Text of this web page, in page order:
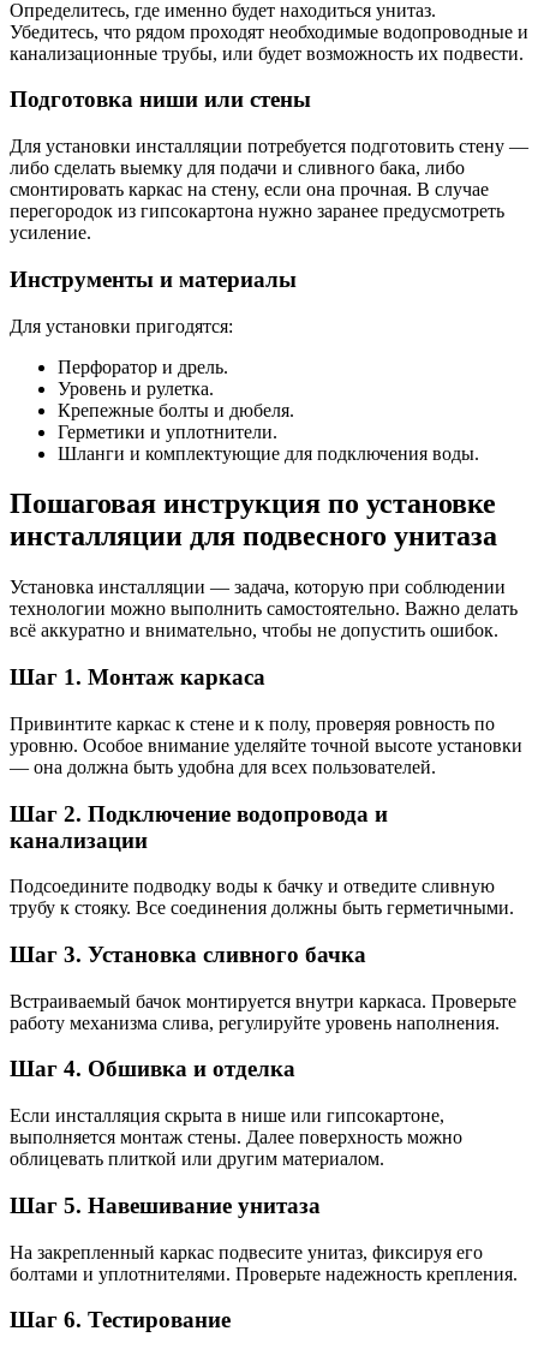
Определитесь, где именно будет находиться унитаз.
Убедитесь, что рядом проходят необходимые водопроводные и
канализационные трубы, или будет возможность их подвести.
Подготовка ниши или стены
Для установки инсталляции потребуется подготовить стену —
либо сделать выемку для подачи и сливного бака, либо
смонтировать каркас на стену, если она прочная. В случае
перегородок из гипсокартона нужно заранее предусмотреть
усиление.
Инструменты и материалы
Для установки пригодятся:
Перфоратор и дрель.
Уровень и рулетка.
Крепежные болты и дюбеля.
Герметики и уплотнители.
Шланги и комплектующие для подключения воды.
Пошаговая инструкция по установке
инсталляции для подвесного унитаза
Установка инсталляции — задача, которую при соблюдении
технологии можно выполнить самостоятельно. Важно делать
всё аккуратно и внимательно, чтобы не допустить ошибок.
Шаг 1. Монтаж каркаса
Привинтите каркас к стене и к полу, проверяя ровность по
уровню. Особое внимание уделяйте точной высоте установки
— она должна быть удобна для всех пользователей.
Шаг 2. Подключение водопровода и
канализации
Подсоедините подводку воды к бачку и отведите сливную
трубу к стояку. Все соединения должны быть герметичными.
Шаг 3. Установка сливного бачка
Встраиваемый бачок монтируется внутри каркаса. Проверьте
работу механизма слива, регулируйте уровень наполнения.
Шаг 4. Обшивка и отделка
Если инсталляция скрыта в нише или гипсокартоне,
выполняется монтаж стены. Далее поверхность можно
облицевать плиткой или другим материалом.
Шаг 5. Навешивание унитаза
На закрепленный каркас подвесите унитаз, фиксируя его
болтами и уплотнителями. Проверьте надежность крепления.
Шаг 6. Тестирование